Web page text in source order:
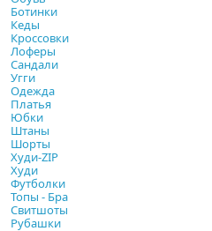
Ботинки
Кеды
Кроссовки
Лоферы
Сандали
Угги
Одежда
Платья
Юбки
Штаны
Шорты
Худи-ZIP
Худи
Футболки
Топы - Бра
Свитшоты
Рубашки